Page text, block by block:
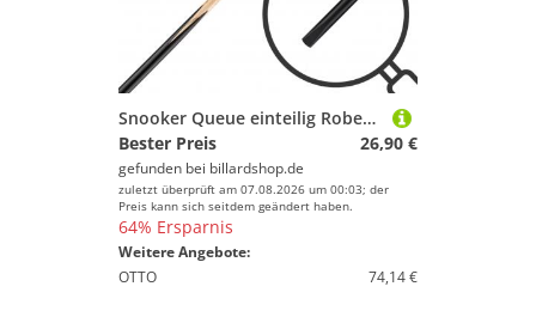
Snooker Queue einteilig Robertson 9,5mm, 145cm
Bester Preis
26,90 €
gefunden bei billardshop.de
zuletzt überprüft am 07.08.2026 um 00:03; der
Preis kann sich seitdem geändert haben.
64% Ersparnis
Weitere Angebote:
OTTO
74,14 €